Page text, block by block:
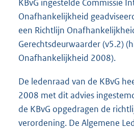
KBvG ingestelde Commissie
Onafhankelijkheid
een Richtlijn
Gerechtsdeurwaarder (v5.2)
Onafhankelijkheid 2008).
De ledenraad van de KBvG
2008 met dit advies
de KBvG opgedragen de
verordening. De Algemene